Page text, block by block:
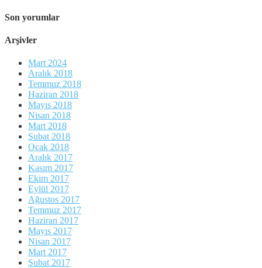
Son yorumlar
Arşivler
Mart 2024
Aralık 2018
Temmuz 2018
Haziran 2018
Mayıs 2018
Nisan 2018
Mart 2018
Şubat 2018
Ocak 2018
Aralık 2017
Kasım 2017
Ekim 2017
Eylül 2017
Ağustos 2017
Temmuz 2017
Haziran 2017
Mayıs 2017
Nisan 2017
Mart 2017
Şubat 2017